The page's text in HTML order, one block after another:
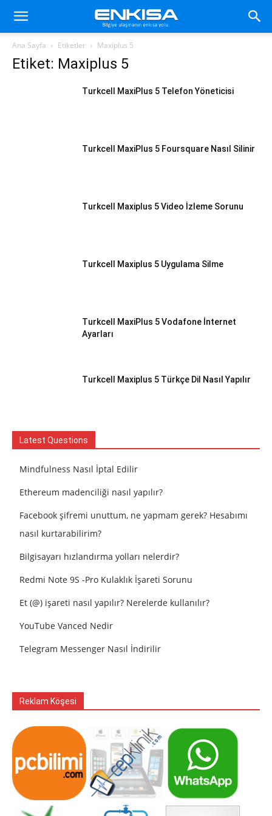
Ana Sayfa Etiketler Maxiplus 5
Etiket: Maxiplus 5
Turkcell MaxiPlus 5 Telefon Yöneticisi
Turkcell MaxiPlus 5 Foursquare Nasıl Silinir
Turkcell Maxiplus 5 Video İzleme Sorunu
Turkcell Maxiplus 5 Uygulama Silme
Turkcell MaxiPlus 5 Vodafone İnternet
Ayarları
Turkcell Maxiplus 5 Türkçe Dil Nasıl Yapılır
Latest Questions
Mindfulness Nasıl İptal Edilir
Ethereum madenciliği nasıl yapılır?
Facebook şifremi unuttum, ne yapmam gerek? Hesabımı
nasıl kurtarabilirim?
Bilgisayarı hızlandırma yolları nelerdir?
Redmi Note 9S -Pro Kulaklık İşareti Sorunu
Et (@) işareti nasıl yapılır? Nerelerde kullanılır?
YouTube Vanced Nedir
Telegram Messenger Nasıl İndirilir
Reklam Köşesi